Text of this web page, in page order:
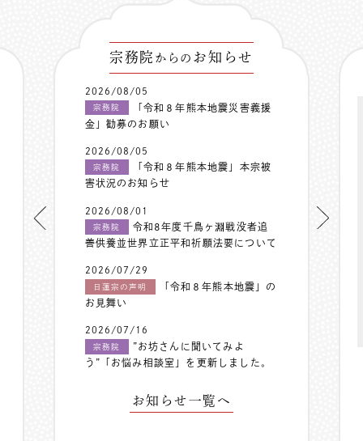
宗務院 からの お知らせ
2026/08/05
宗務院
「令和８年熊本地震災害義援
金」勧募のお願い
2026/08/05
宗務院
「令和８年熊本地震」本宗被
害状況のお知らせ
2026/08/01
宗務院
令和8年度千鳥ヶ淵戦没者追
善供養並世界立正平和祈願法要について
2026/07/29
日蓮宗の声明
「令和８年熊本地震」の
お見舞い
2026/07/16
宗務院
”お坊さんに聞いてみよ
う”「お悩み相談室」を更新しました。
お知らせ一覧へ